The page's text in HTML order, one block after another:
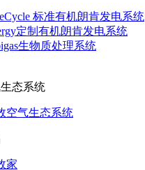
标准有机朗肯发电系统
定制有机朗肯发电系统
生物质处理系统
态系统
空气生态系统
家